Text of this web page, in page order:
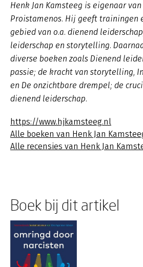
Henk Jan Kamsteeg is eigenaar
Proistamenos. Hij geeft trainingen
gebied van o.a. dienend
leiderschap en storytelling.
diverse boeken zoals Dienend
passie; de kracht van storytelling,
en De onzichtbare drempel; de
dienend leiderschap.
https://www.hjkamsteeg.nl
Alle boeken van Henk Jan
Alle recensies van Henk Jan
Boek bij dit artikel